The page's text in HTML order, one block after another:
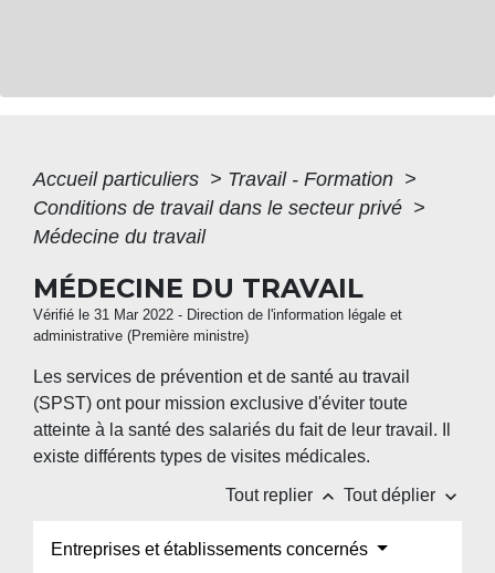
Accueil particuliers > Travail - Formation >
Conditions de travail dans le secteur privé >
Médecine du travail
MÉDECINE DU TRAVAIL
Vérifié le 31 Mar 2022 - Direction de l'information légale et
administrative (Première ministre)
Les services de prévention et de santé au travail
(SPST) ont pour mission exclusive d'éviter toute
atteinte à la santé des salariés du fait de leur travail. Il
existe différents types de visites médicales.
Tout replier keyboard_arrow_up Tout déplier keyboard_arrow_down
Entreprises et établissements concernés